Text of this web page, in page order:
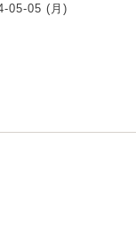
05-05 (月)